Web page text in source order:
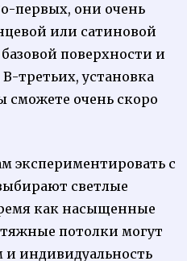
первых, они очень
или сатиновой
поверхности и
третьих, установка
сможете очень скоро
экспериментировать с
светлые
как насыщенные
потолки могут
индивидуальность